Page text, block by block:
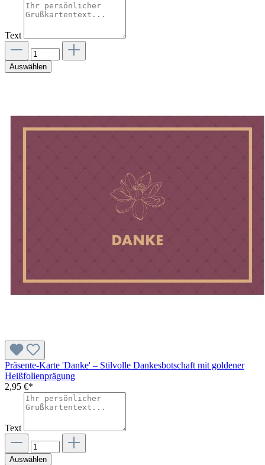
Text
Auswählen
Präsente-Karte 'Danke' – Stilvolle Dankesbotschaft mit goldener
Heißfolienprägung
2,95 €*
Text
Auswählen